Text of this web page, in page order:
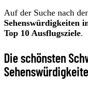
Auf der Suche nach
Sehenswürdigkeiten
Top 10 Ausflugsziele.
Die schönsten